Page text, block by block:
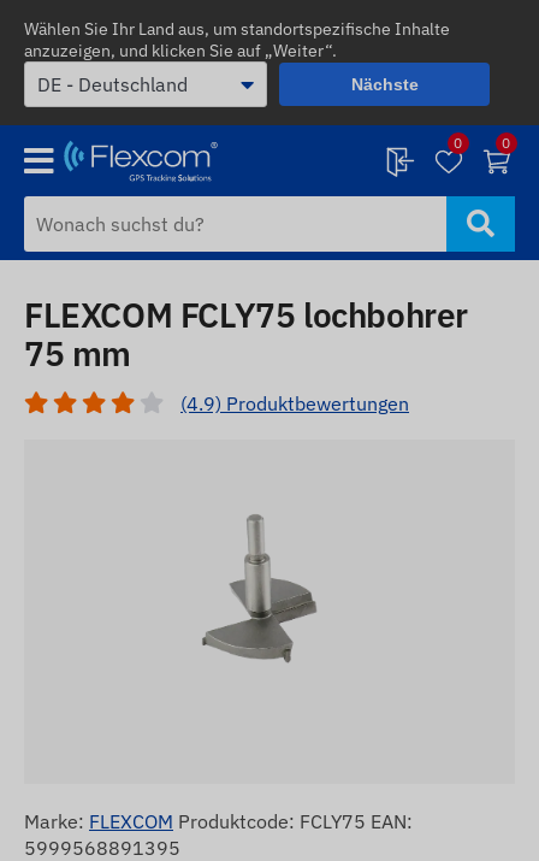
Wählen Sie Ihr Land aus, um standortspezifische Inhalte
anzuzeigen, und klicken Sie auf „Weiter“.
Nächste
0 0
FLEXCOM FCLY75 lochbohrer
75 mm
(4.9) Produktbewertungen
Marke: FLEXCOM Produktcode: FCLY75 EAN:
5999568891395